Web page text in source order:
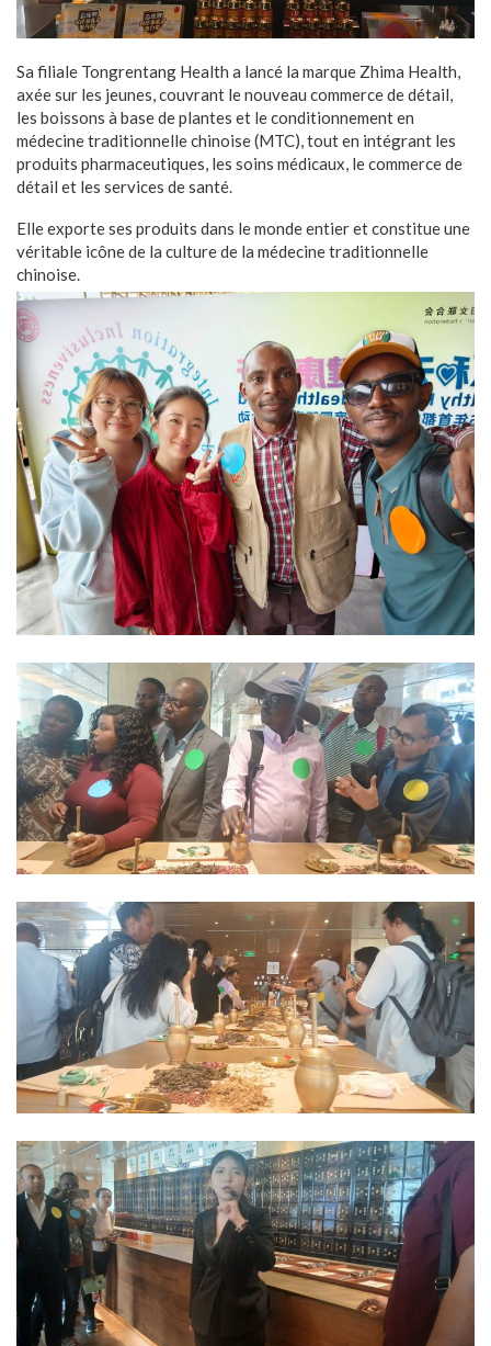
Sa filiale Tongrentang Health a lancé la marque Zhima Health,
axée sur les jeunes, couvrant le nouveau commerce de détail,
les boissons à base de plantes et le conditionnement en
médecine traditionnelle chinoise (MTC), tout en intégrant les
produits pharmaceutiques, les soins médicaux, le commerce de
détail et les services de santé.
Elle exporte ses produits dans le monde entier et constitue une
véritable icône de la culture de la médecine traditionnelle
chinoise.